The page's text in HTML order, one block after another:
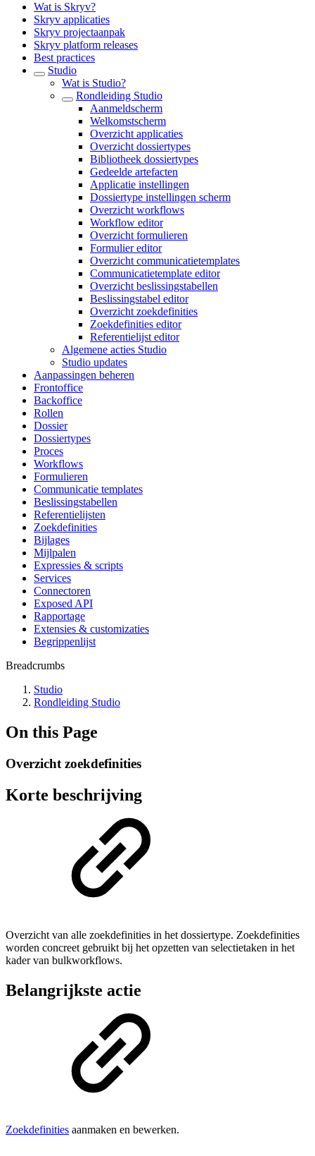
Wat is Skryv?
Skryv applicaties
Skryv projectaanpak
Skryv platform releases
Best practices
Studio
Wat is Studio?
Rondleiding Studio
Aanmeldscherm
Welkomstscherm
Overzicht applicaties
Overzicht dossiertypes
Bibliotheek dossiertypes
Gedeelde artefacten
Applicatie instellingen
Dossiertype instellingen scherm
Overzicht workflows
Workflow editor
Overzicht formulieren
Formulier editor
Overzicht communicatietemplates
Communicatietemplate editor
Overzicht beslissingstabellen
Beslissingstabel editor
Overzicht zoekdefinities
Zoekdefinities editor
Referentielijst editor
Algemene acties Studio
Studio updates
Aanpassingen beheren
Frontoffice
Backoffice
Rollen
Dossier
Dossiertypes
Proces
Workflows
Formulieren
Communicatie templates
Beslissingstabellen
Referentielijsten
Zoekdefinities
Bijlages
Mijlpalen
Expressies & scripts
Services
Connectoren
Exposed API
Rapportage
Extensies & customizaties
Begrippenlijst
Breadcrumbs
Studio
Rondleiding Studio
On this Page
Overzicht zoekdefinities
Korte beschrijving
Overzicht van alle zoekdefinities in het dossiertype. Zoekdefinities
worden concreet gebruikt bij het opzetten van selectietaken in het
kader van bulkworkflows.
Belangrijkste actie
Zoekdefinities aanmaken en bewerken.